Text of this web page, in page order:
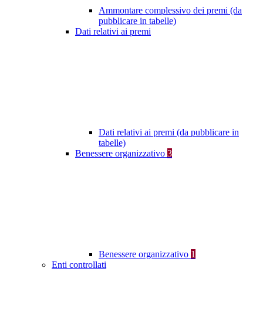
Ammontare complessivo dei premi (da
pubblicare in tabelle)
Dati relativi ai premi
Dati relativi ai premi (da pubblicare in
tabelle)
Benessere organizzativo 3
Benessere organizzativo 1
Enti controllati